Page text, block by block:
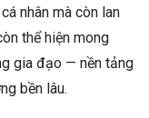
nhân mà còn lan
thể hiện mong
gia đạo — nền tảng
bền lâu.